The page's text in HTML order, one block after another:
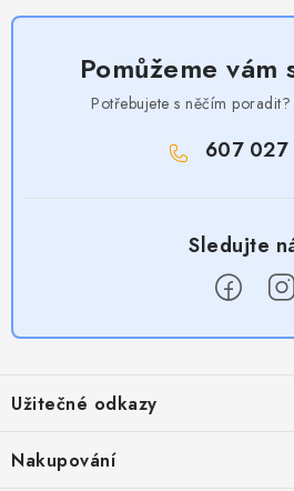
Pomůžeme vám
Potřebujete s něčím poradit?
607 027
p
a
Užitečné odkazy
Obchodní podmínky
Nakupování